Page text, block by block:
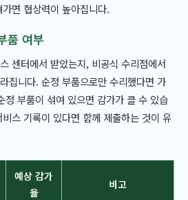
면 협상력이 높아집니다.
품 여부
센터에서 받았는지, 비공식 수리점에서
집니다. 순정 부품으로만 수리했다면 가
정 부품이 섞여 있으면 감가가 클 수 있습
스 기록이 있다면 함께 제출하는 것이 유
예상 감가
율
비고